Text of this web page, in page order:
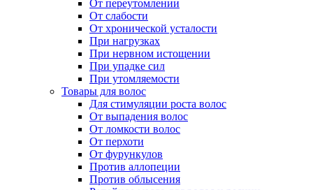
От переутомлении
От слабости
От хронической усталости
При нагрузках
При нервном истощении
При упадке сил
При утомляемости
Товары для волос
Для стимуляции роста волос
От выпадения волос
От ломкости волос
От перхоти
От фурункулов
Против аллопеции
Против облысения